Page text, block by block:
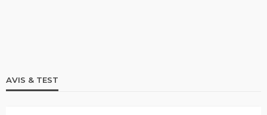
AVIS & TEST